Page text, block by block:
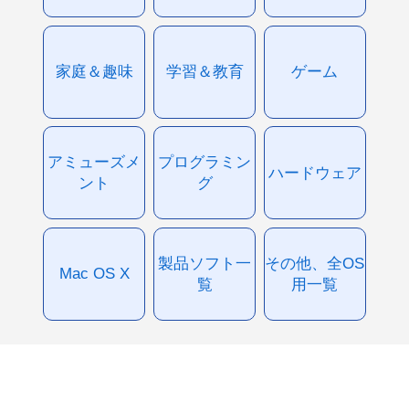
家庭＆趣味 学習＆教育 ゲーム
アミューズメ
ント
プログラミン
グ
ハードウェア
Mac OS X
製品ソフト一
覧
その他、全OS
用一覧